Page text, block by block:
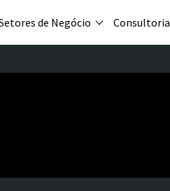
de Negócio Consultoria